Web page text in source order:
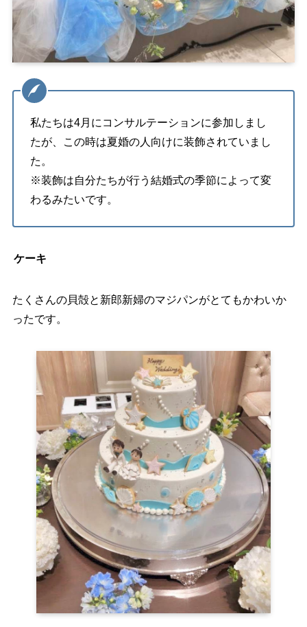
私たちは4月にコンサルテーションに参加しまし
たが、この時は夏婚の人向けに装飾されていまし
た。
※装飾は自分たちが行う結婚式の季節によって変
わるみたいです。
ケーキ
たくさんの貝殻と新郎新婦のマジパンがとてもかわいか
ったです。